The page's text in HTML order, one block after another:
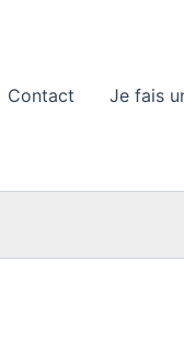
Contact Je fais